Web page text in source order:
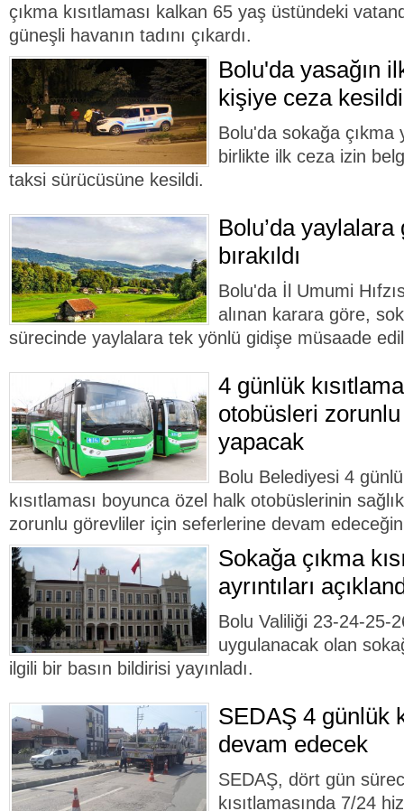
çıkma kısıtlaması kalkan 65 yaş üstündeki
güneşli havanın tadını çıkardı.
Bolu'da yasağın
kişiye ceza kesildi
Bolu'da sokağa çıkma
birlikte ilk ceza izin
taksi sürücüsüne kesildi.
Bolu’da
bırakıldı
Bolu'da İl Umumi
alınan karara göre,
sürecinde yaylalara tek yönlü gidişe müsaade
4 günlük
otobüsleri
yapacak
Bolu Belediyesi 4
kısıtlaması boyunca özel halk otobüslerinin
zorunlu görevliler için seferlerine devam
Sokağa çıkma
ayrıntıları
Bolu Valiliği 23-24-25-
uygulanacak olan
ilgili bir basın bildirisi yayınladı.
SEDAŞ 4 günlük
devam edecek
SEDAŞ, dört gün
kısıtlamasında 7/24